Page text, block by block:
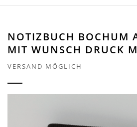
NOTIZBUCH BOCHUM
MIT WUNSCH DRUCK
VERSAND MÖGLICH